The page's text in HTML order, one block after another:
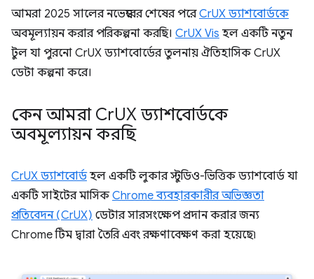
আমরা 2025 সালের নভেম্বরের শেষের পরেCrUX ড্যাশবোর্ডকে
অবমূল্যায়ন করার পরিকল্পনা করছি। CrUX Vis হল একটি নতুন
টুল যা পুরনো CrUX ড্যাশবোর্ডের তুলনায় ঐতিহাসিক CrUX
ডেটা কল্পনা করে।
কেন আমরা CrUX ড্যাশবোর্ডকে
অবমূল্যায়ন করছি
CrUX ড্যাশবোর্ডহল একটি লুকার স্টুডিও-ভিত্তিক ড্যাশবোর্ড যা
একটি সাইটের মাসিকChrome ব্যবহারকারীর অভিজ্ঞতা
প্রতিবেদন (CrUX) ডেটার সারসংক্ষেপ প্রদান করার জন্য
Chrome টিম দ্বারা তৈরি এবং রক্ষণাবেক্ষণ করা হয়েছে৷